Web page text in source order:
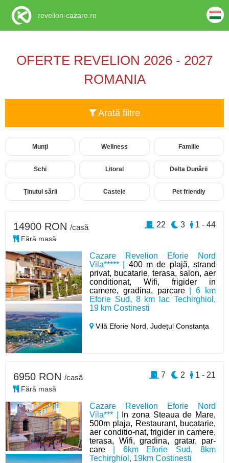
OFERTE REVELION 2026 - 2027
ROMANIA
Arată filtre
Munți Wellness Familie
Schi Litoral Delta Dunării
Ținutul sării Castele Pet friendly
Cazare Revelion Eforie Nord
Vila***** | 400 m de plajă, strand
privat, bucatarie, terasa, salon, aer
conditionat, Wifi, frigider in
camere, gradina, parcare| 6 km
Eforie Sud, 8 km lac Techirghiol,
19 km Costinesti
Vilă Eforie Nord,Județul Constanța
14900 RON /casă
Fără masă
1 - 44
3
22
Cazare Revelion Eforie Nord
Vila*** |
In zona Steaua de Mare,
500m plaja, Restaurant, bucatarie,
aer conditio-nat, frigider in camere,
terasa, Wifi, gradina, gratar, par-
care | 6km Eforie Sud, 8km
Techirghiol, 19km Costinesti
6950 RON /casă
Fără masă
1 - 21
2
7
revelion-cazare.ro